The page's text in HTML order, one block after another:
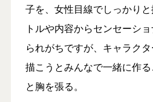
子を、女性目線でしっかり
トルや内容からセンセーシ
られがちですが、キャラク
描こうとみんなで一緒に作る
と胸を張る。